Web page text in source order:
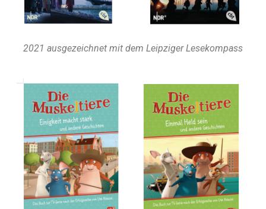
2021 ausgezeichnet mit dem Leipziger Lesekompass